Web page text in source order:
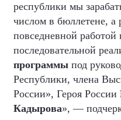
республики мы
числом в бюллетене, а
повседневной работой
последовательной
программы под
Республики, члена
России», Героя России
Кадырова», —